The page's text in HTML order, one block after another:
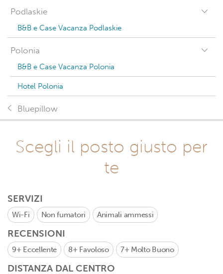
Podlaskie
B&B e Case Vacanza Podlaskie
Polonia
B&B e Case Vacanza Polonia
Hotel Polonia
Bluepillow
Scegli il posto giusto per
te
SERVIZI
Wi-Fi Non fumatori Animali ammessi
RECENSIONI
9+ Eccellente 8+ Favoloso 7+ Molto Buono
DISTANZA DAL CENTRO